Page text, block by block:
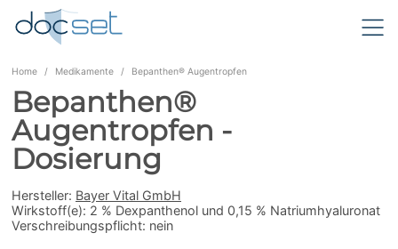
Home Medikamente Bepanthen® Augentropfen
Bepanthen®
Augentropfen -
Dosierung
Hersteller: Bayer Vital GmbH
Wirkstoff(e): 2 % Dexpanthenol und 0,15 % Natriumhyaluronat
Verschreibungspflicht: nein